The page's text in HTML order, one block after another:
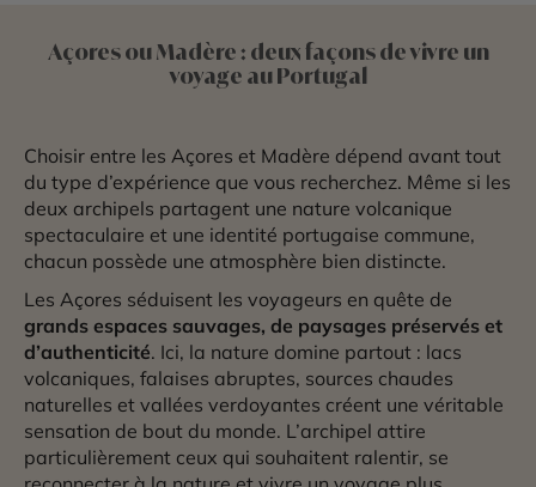
Açores ou Madère : deux façons de vivre un
voyage au Portugal
Choisir entre les Açores et Madère dépend avant tout
du type d’expérience que vous recherchez. Même si les
deux archipels partagent une nature volcanique
spectaculaire et une identité portugaise commune,
chacun possède une atmosphère bien distincte.
Les Açores séduisent les voyageurs en quête de
grands espaces sauvages, de paysages préservés et
d’authenticité. Ici, la nature domine partout : lacs
volcaniques, falaises abruptes, sources chaudes
naturelles et vallées verdoyantes créent une véritable
sensation de bout du monde. L’archipel attire
particulièrement ceux qui souhaitent ralentir, se